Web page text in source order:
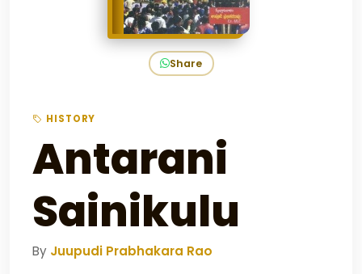
Share
HISTORY
Antarani
Sainikulu
By Juupudi Prabhakara Rao